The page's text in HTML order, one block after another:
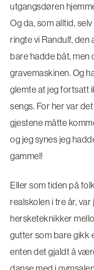
utgangsdøren
Og da, som alltid,
ringte vi Randulf,
bare hadde båt, men
gravemaskinen. Og
glemte at jeg fortsatt
sengs. For her var
gjestene måtte
og jeg synes jeg
gammel!
Eller som tiden på
realskolen i tre år,
hersketeknikker
gutter som bare gikk
enten det gjaldt å